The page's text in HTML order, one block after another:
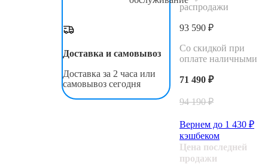
Доставка и самовывоз
Доставка за 2 часа или
самовывоз сегодня
распродажи
93 590 ₽
Со скидкой при
оплате наличными
71 490 ₽
94 190 ₽
Вернем до 1 430 ₽
кэшбеком
Цена последней
продажи